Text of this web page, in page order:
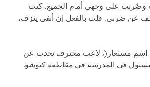
وضُربت على وجهي أمام الجميع. كنت
عن ضربي. قلت بالفعل إن أنفي ينزف،
أ. (23 عاما، اسم مستعار(، لاعب محترف تحدث عن
في المدرسة في مقاطعة كيوشو.